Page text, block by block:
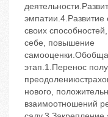
эмпатии.4.Развитие
своих
себе, повышение
этап.1.Перенос
нового,
взаимоотношений